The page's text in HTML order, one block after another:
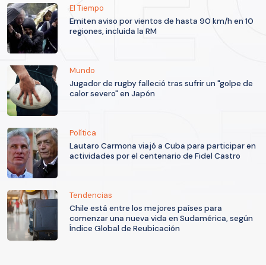
El Tiempo
Emiten aviso por vientos de hasta 90 km/h en 10
regiones, incluida la RM
Mundo
Jugador de rugby falleció tras sufrir un "golpe de
calor severo" en Japón
Política
Lautaro Carmona viajó a Cuba para participar en
actividades por el centenario de Fidel Castro
Tendencias
Chile está entre los mejores países para
comenzar una nueva vida en Sudamérica, según
Índice Global de Reubicación